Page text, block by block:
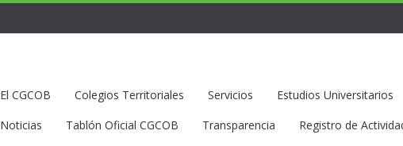
El CGCOB Colegios Territoriales Servicios Estudios Universitarios
Noticias
Tablón Oficial CGCOB Transparencia Registro de